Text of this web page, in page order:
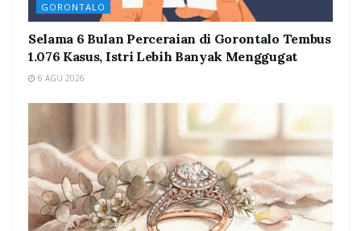
GORONTALO
Selama 6 Bulan Perceraian di Gorontalo Tembus
1.076 Kasus, Istri Lebih Banyak Menggugat
6 AGU 2026